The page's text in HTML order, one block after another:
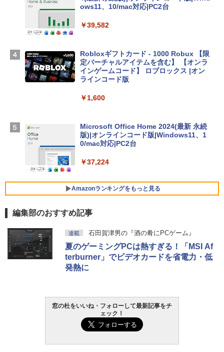
Apple 2026 MacBook Air M5チップ搭載
igence、13.6インチLiquid Retinaディ
ラ、Touch ID - ミッドナイト + 3年延長
AppleCare+ for 13インチMacBook Air
(M5)|ダウンロード版
￥347,600
ン 15-fd 15.6インチ 16GBメモリ 512GB
SSD インテル Core 5
￥129,800
ersonal/Copilotキー搭載/Win 11/15.6型/
Core i5/16GB/SSD 512GB/ホワイト) FM
ows11、10/mac対応|PC2台
￥39,582
Robloxギフトカード - 1000 Robux 【限
定バーチャルアイテムを含む】 【オンラ
インゲームコード】 ロブロックス |オン
ラインコード版
￥1,600
Microsoft Office Home 2024(最新 永続
版)|オンラインコード版|Windows11、1
0/mac対応|PC2台
￥37,224
Amazonランキングをもっと見る
生成AIパスポート公式テキスト 第４版
￥1,766
出す プロンプトの言葉 AI画像生成シリー
ズ (はぴーイラストLabo)
￥480
Amazon Kindle Paperwhite (16GB) 7イ
ンチディスプレイ、色調調節ライト、12
週間持続バッテリー、広告なし、ブラッ
ク
￥27,980
Amazon Kindle - 目に優しい、かさばら
ない、大きな画面で読みやすい、6週間持
続バッテリー、6インチディスプレイ電子
書籍リーダー、ブラック、16GB、広告な
編集部のおすすめ記事
連載 石田賀津男の『酒の肴にPCゲーム』
夏のゲーミングPCは熱すぎる！「MSI Af
terburner」でビデオカードを省電力・低
発熱に
窓の杜をいいね・フォローして最新記事をチ
ェック！